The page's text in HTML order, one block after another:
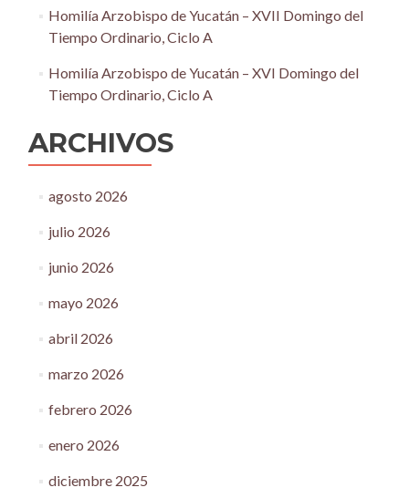
Homilía Arzobispo de Yucatán – XVII Domingo del
Tiempo Ordinario, Ciclo A
Homilía Arzobispo de Yucatán – XVI Domingo del
Tiempo Ordinario, Ciclo A
ARCHIVOS
agosto 2026
julio 2026
junio 2026
mayo 2026
abril 2026
marzo 2026
febrero 2026
enero 2026
diciembre 2025